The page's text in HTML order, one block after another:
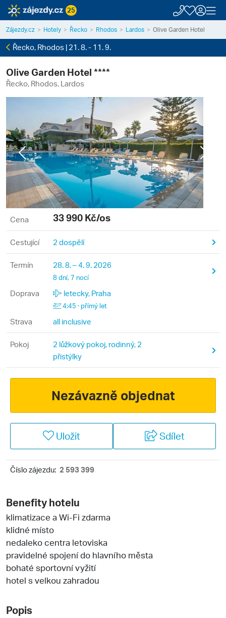
25
Zájezdy.cz Hotely Řecko Rhodos Lardos Olive Garden Hotel
Řecko, Rhodos | 21. 8. - 11. 9.
Olive Garden Hotel ****
Řecko, Rhodos, Lardos
Previous Next
Cena 33 990 Kč/os
Cestující 2 dospělí
Termín 28. 8. – 4. 9. 2026
8 dní, 7 nocí
Doprava letecky, Praha
4:45 · přímý let
Strava all inclusive
Pokoj
2 lůžkový pokoj, rodinný, 2
přistýlky
Nezávazně objednat
Uložit Sdílet
Číslo zájezdu: 2 593 399
Benefity hotelu
klimatizace a Wi-Fi zdarma
klidné místo
nedaleko centra letoviska
pravidelné spojení do hlavního města
bohaté sportovní vyžití
hotel s velkou zahradou
Popis